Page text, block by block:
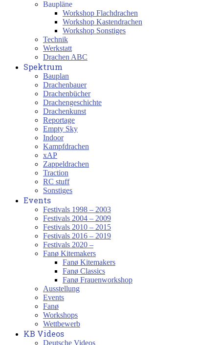
Baupläne
Workshop Flachdrachen
Workshop Kastendrachen
Workshop Sonstiges
Technik
Werkstatt
Drachen ABC
Spektrum
Bauplan
Drachenbauer
Drachenbücher
Drachengeschichte
Drachenkunst
Reportage
Empty Sky
Indoor
Kampfdrachen
xAP
Zappeldrachen
Traction
RC stuff
Sonstiges
Events
Festivals 1998 – 2003
Festivals 2004 – 2009
Festivals 2010 – 2015
Festivals 2016 – 2019
Festivals 2020 –
Fanø Kitemakers
Fanø Kitemakers
Fanø Classics
Fanø Frauenworkshop
Ausstellung
Events
Fanø
Workshops
Wettbewerb
KB Videos
Deutsche Videos